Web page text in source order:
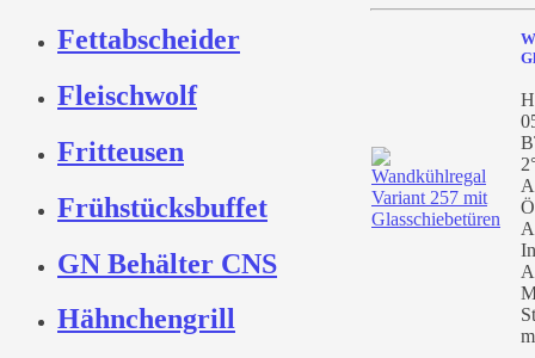
Fettabscheider
Fleischwolf
Fritteusen
Frühstücksbuffet
GN Behälter CNS
Hähnchengrill